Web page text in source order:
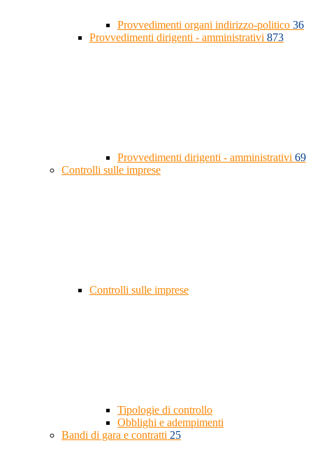
Provvedimenti organi indirizzo-politico 36
Provvedimenti dirigenti - amministrativi 873
Provvedimenti dirigenti - amministrativi 69
Controlli sulle imprese
Controlli sulle imprese
Tipologie di controllo
Obblighi e adempimenti
Bandi di gara e contratti 25